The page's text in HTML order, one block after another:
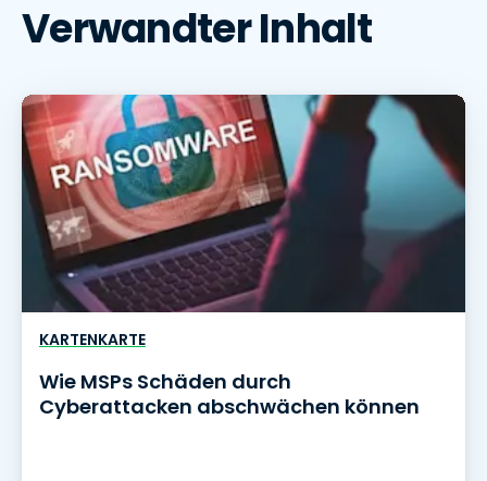
Verwandter Inhalt
KARTENKARTE
Wie MSPs Schäden durch
Cyberattacken abschwächen können